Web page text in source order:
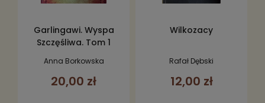
Garlingawi. Wyspa
Szczęśliwa. Tom 1
Anna Borkowska
20,00 zł
Wilkozacy
Rafał Dębski
12,00 zł